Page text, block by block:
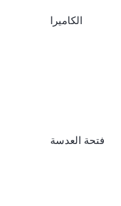
الكاميرا
فتحة العدسة